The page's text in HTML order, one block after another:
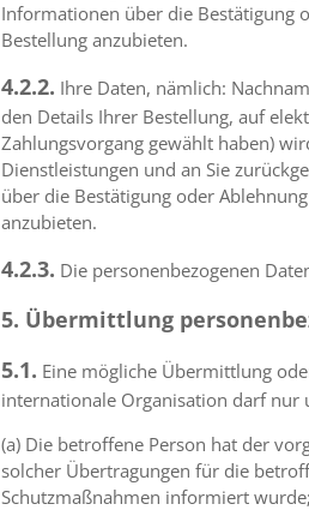
Informationen über die Bestätigung
Bestellung anzubieten.
4.2.2. Ihre Daten, nämlich:
den Details Ihrer Bestellung, auf
Zahlungsvorgang gewählt haben)
Dienstleistungen und an Sie
über die Bestätigung oder
anzubieten.
4.2.3. Die personenbezogenen
5. Übermittlung
5.1. Eine mögliche Übermittlung
internationale Organisation darf nur
(a) Die betroffene Person hat der
solcher Übertragungen für die
Schutzmaßnahmen informiert wurde;